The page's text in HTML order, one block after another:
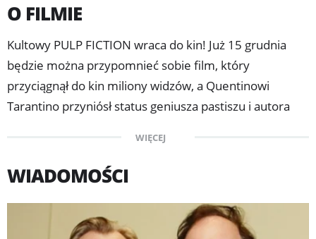
O FILMIE
Kultowy PULP FICTION wraca do kin! Już 15 grudnia
będzie można przypomnieć sobie film, który
przyciągnął do kin miliony widzów, a Quentinowi
Tarantino przyniósł status geniusza pastiszu i autora
mordercy, Jules (Samuel L.Jackson) i Vincent (John
Travolta), dostają zlecenie, by odzyskać z rąk
przypadkowych rabusiów tajemniczą walizkę bossa
mafii. Niedość tego, Vincent dostaje kolejną robotę - na
czas nieobecności gangstera w mieście, ma
WIĘCEJ
WIADOMOŚCI